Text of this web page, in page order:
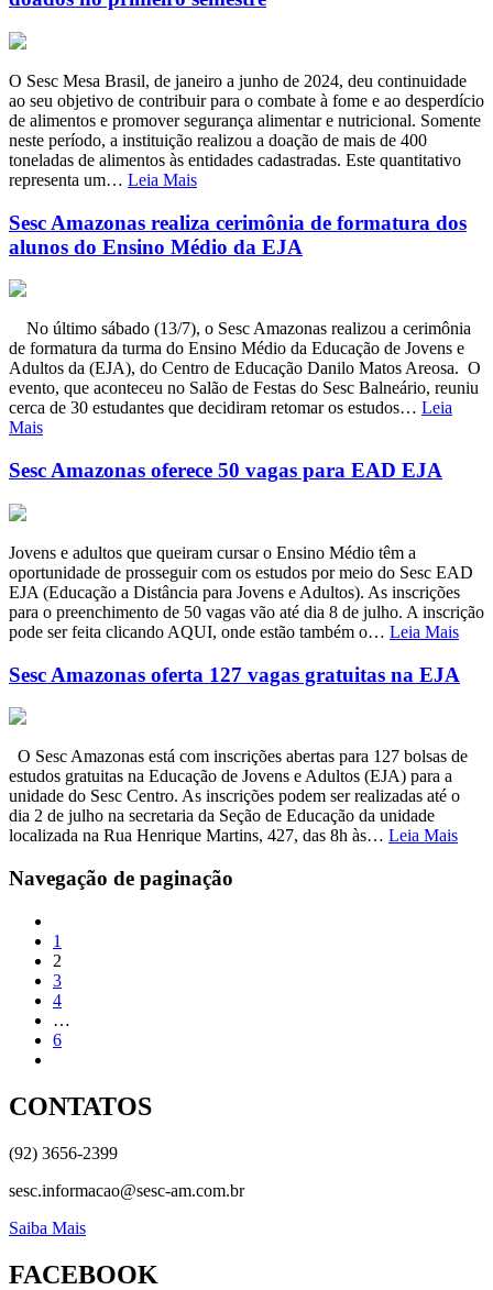
O Sesc Mesa Brasil, de janeiro a junho de 2024, deu continuidade
ao seu objetivo de contribuir para o combate à fome e ao desperdício
de alimentos e promover segurança alimentar e nutricional. Somente
neste período, a instituição realizou a doação de mais de 400
toneladas de alimentos às entidades cadastradas. Este quantitativo
representa um… Leia Mais
Sesc Amazonas realiza cerimônia de formatura dos
alunos do Ensino Médio da EJA
No último sábado (13/7), o Sesc Amazonas realizou a cerimônia
de formatura da turma do Ensino Médio da Educação de Jovens e
Adultos da (EJA), do Centro de Educação Danilo Matos Areosa. O
evento, que aconteceu no Salão de Festas do Sesc Balneário, reuniu
cerca de 30 estudantes que decidiram retomar os estudos… Leia
Mais
Sesc Amazonas oferece 50 vagas para EAD EJA
Jovens e adultos que queiram cursar o Ensino Médio têm a
oportunidade de prosseguir com os estudos por meio do Sesc EAD
EJA (Educação a Distância para Jovens e Adultos). As inscrições
para o preenchimento de 50 vagas vão até dia 8 de julho. A inscrição
pode ser feita clicando AQUI, onde estão também o… Leia Mais
Sesc Amazonas oferta 127 vagas gratuitas na EJA
O Sesc Amazonas está com inscrições abertas para 127 bolsas de
estudos gratuitas na Educação de Jovens e Adultos (EJA) para a
unidade do Sesc Centro. As inscrições podem ser realizadas até o
dia 2 de julho na secretaria da Seção de Educação da unidade
localizada na Rua Henrique Martins, 427, das 8h às… Leia Mais
Navegação de paginação
1
2
3
4
…
6
CONTATOS
(92) 3656-2399
sesc.informacao@sesc-am.com.br
Saiba Mais
FACEBOOK